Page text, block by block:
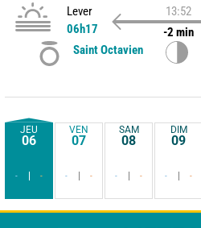
Lever
06h17
13:52
-2 min
Saint Octavien
JEU
06
- -
VEN
07
- -
SAM
08
- -
DIM
09
- -